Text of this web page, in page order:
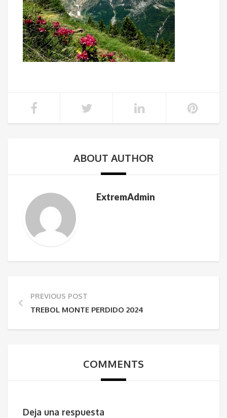
ABOUT AUTHOR
ExtremAdmin
PREVIOUS POST
TREBOL MONTE PERDIDO 2024
COMMENTS
Deja una respuesta